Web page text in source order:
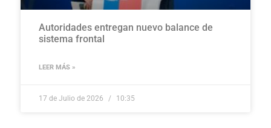
Autoridades entregan nuevo balance de
sistema frontal
LEER MÁS »
17 de Julio de 2026 10:35